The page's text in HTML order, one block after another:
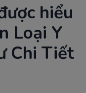
hiểu
Loại Y
Chi Tiết